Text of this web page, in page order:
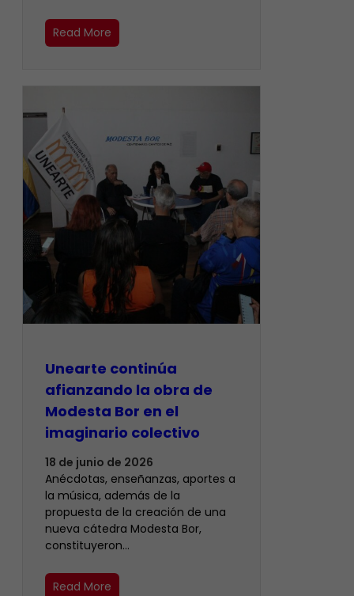
Read More
Unearte continúa
afianzando la obra de
Modesta Bor en el
imaginario colectivo
18 de junio de 2026
Anécdotas, enseñanzas, aportes a
la música, además de la
propuesta de la creación de una
nueva cátedra Modesta Bor,
constituyeron…
Read More